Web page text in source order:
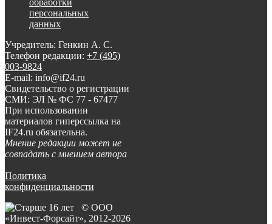
обработки
персональных
данных
Учредитель: Генкин А. С.
Телефон редакции: +7 (495)
003-9824
E-mail: info@if24.ru
Свидетельство о регистрации
СМИ: ЭЛ № ФС 77 - 67477
При использовании
материалов гиперссылка на
IF24.ru обязательна.
Мнение редакции может не
совпадать с мнением автора
Политика
конфиденциальности
© ООО
«Инвест-Форсайт», 2012-2026